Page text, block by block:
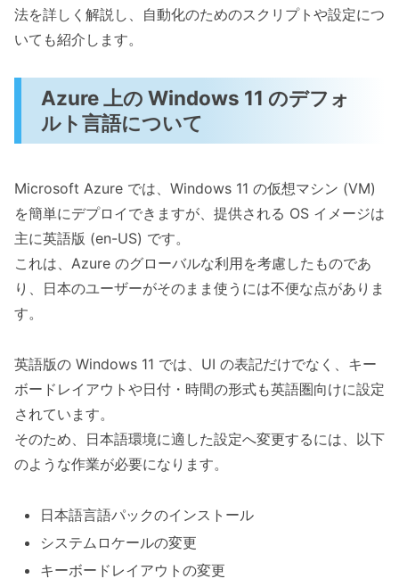
法を詳しく解説し、自動化のためのスクリプトや設定につ
いても紹介します。
Azure 上の Windows 11 のデフォ
ルト言語について
Microsoft Azure では、Windows 11 の仮想マシン (VM)
を簡単にデプロイできますが、提供される OS イメージは
主に英語版 (en-US) です。
これは、Azure のグローバルな利用を考慮したものであ
り、日本のユーザーがそのまま使うには不便な点がありま
す。
英語版の Windows 11 では、UI の表記だけでなく、キー
ボードレイアウトや日付・時間の形式も英語圏向けに設定
されています。
そのため、日本語環境に適した設定へ変更するには、以下
のような作業が必要になります。
日本語言語パックのインストール
システムロケールの変更
キーボードレイアウトの変更